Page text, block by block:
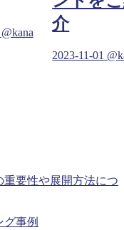
@kana
介
2023-11-01
要性や展開方法につ
事例